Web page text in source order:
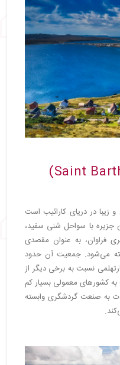
در دریای کارائیب است
جزیره با سواحل شنی سفید،
فراوان، به عنوان مقصدی
می‌شود. جمعیت آن حدود
نسبت به برخی دیگر از
کشورهای معمولی بسیار کم
به صنعت گردشگری وابسته